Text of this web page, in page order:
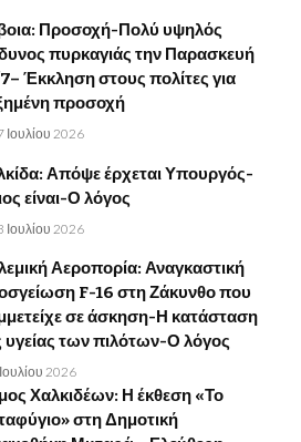
Προσοχή-Πολύ υψηλός
πυρκαγιάς την Παρασκευή
Έκκληση στους πολίτες για
προσοχή
Ιουλίου 2026
Απόψε έρχεται Υπουργός-
είναι-Ο λόγος
Ιουλίου 2026
Αεροπορία: Αναγκαστική
F-16 στη Ζάκυνθο που
σε άσκηση-Η κατάσταση
υγείας των πιλότων-Ο λόγος
2026
Χαλκιδέων: Η έκθεση «Το
στη Δημοτική